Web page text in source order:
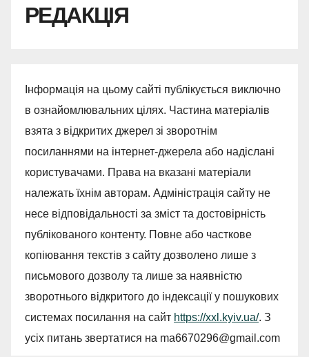
РЕДАКЦІЯ
Інформація на цьому сайті публікується виключно
в ознайомлювальних цілях. Частина матеріалів
взята з відкритих джерел зі зворотнім
посиланнями на інтернет-джерела або надіслані
користувачами. Права на вказані матеріали
належать їхнім авторам. Адміністрація сайту не
несе відповідальності за зміст та достовірність
публікованого контенту. Повне або часткове
копіювання текстів з сайту дозволено лише з
письмового дозволу та лише за наявністю
зворотнього відкритого до індексації у пошукових
системах посилання на сайт https://xxl.kyiv.ua/. З
усіх питань звертатися на ma6670296@gmail.com